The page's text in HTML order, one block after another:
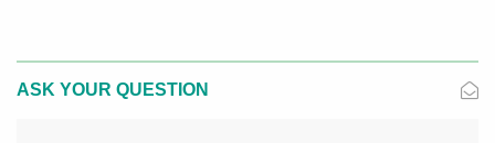
ASK YOUR QUESTION